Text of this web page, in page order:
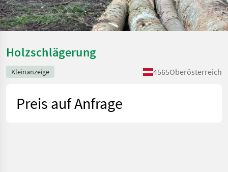
Holzschlägerung
Kleinanzeige 4565Oberösterreich
Preis auf Anfrage